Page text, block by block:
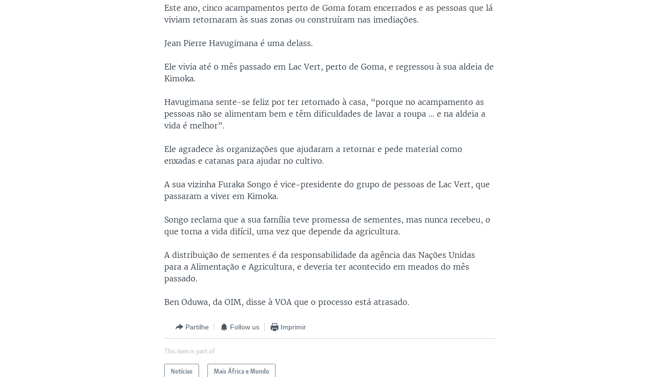
Este ano, cinco acampamentos perto de Goma foram encerrados e as pessoas que lá
viviam retornaram às suas zonas ou construíram nas imediações.
Jean Pierre Havugimana é uma delass.
Ele vivia até o mês passado em Lac Vert, perto de Goma, e regressou à sua aldeia de
Kimoka.
Havugimana sente-se feliz por ter retornado à casa, “porque no acampamento as
pessoas não se alimentam bem e têm dificuldades de lavar a roupa … e na aldeia a
vida é melhor”.
Ele agradece às organizações que ajudaram a retornar e pede material como
enxadas e catanas para ajudar no cultivo.
A sua vizinha Furaka Songo é vice-presidente do grupo de pessoas de Lac Vert, que
passaram a viver em Kimoka.
Songo reclama que a sua família teve promessa de sementes, mas nunca recebeu, o
que torna a vida difícil, uma vez que depende da agricultura.
A distribuição de sementes é da responsabilidade da agência das Nações Unidas
para a Alimentação e Agricultura, e deveria ter acontecido em meados do mês
passado.
Ben Oduwa, da OIM, disse à VOA que o processo está atrasado.
Partilhe Follow us Imprimir
This item is part of
Notícias Mais África e Mundo